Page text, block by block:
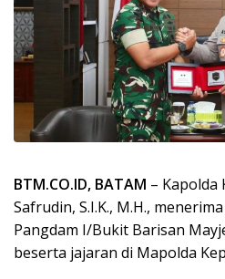
BTM.CO.ID, BATAM – Kapolda
Safrudin, S.I.K., M.H.,
Pangdam I/Bukit Barisan
beserta jajaran di Mapolda